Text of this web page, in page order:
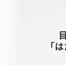
「